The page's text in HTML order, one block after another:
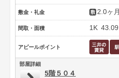
敷金・礼金 2.0ヶ月
間取・面積 1K 43.09
アピールポイント
部屋詳細
5階５０４